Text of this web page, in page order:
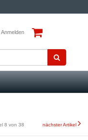
Anmelden
8 von 38 nächster Artikel